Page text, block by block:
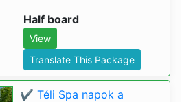
Half board
View
Translate This Package
✔️ Téli Spa napok a